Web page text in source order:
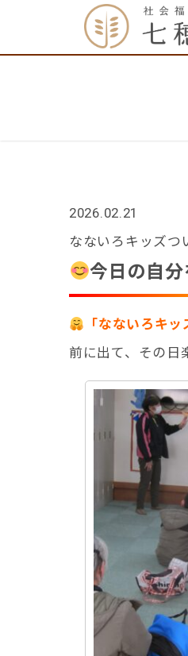
2026.02.21
なないろキッズつ
今日の自
「なないろキッ
前に出て、その日